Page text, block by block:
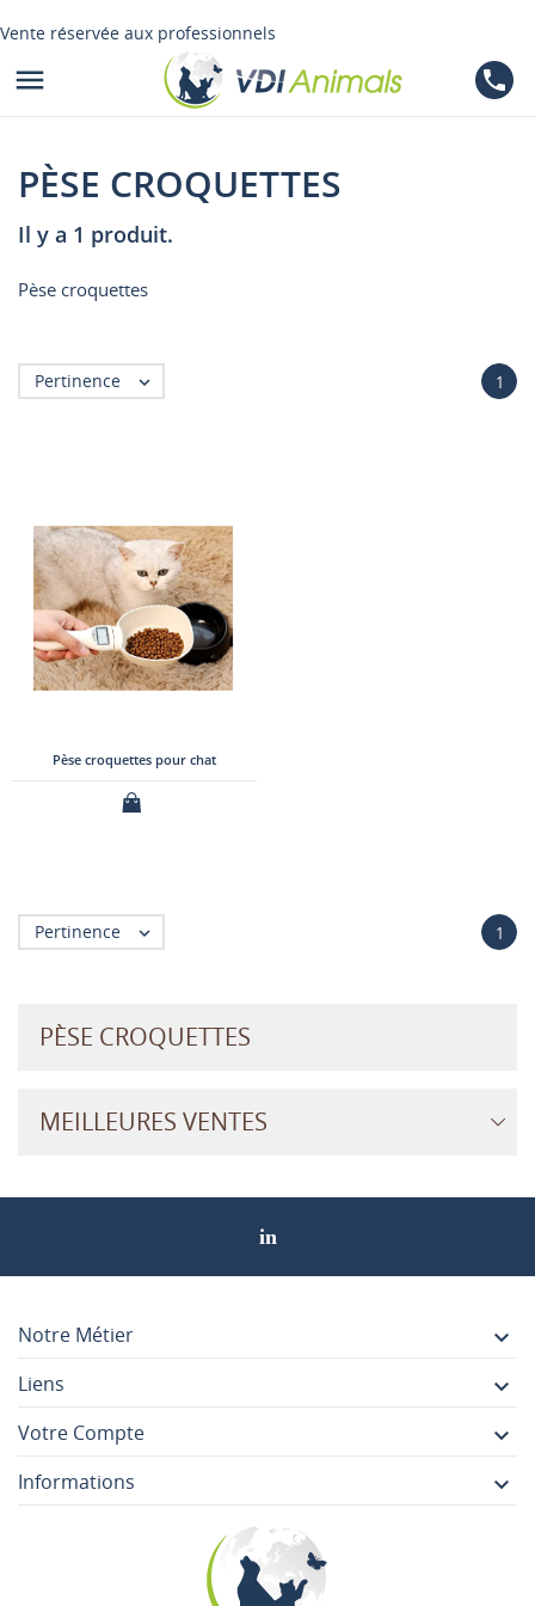
Vente réservée aux professionnels
 phone
PÈSE CROQUETTES
Il y a 1 produit.
Pèse croquettes
PÈSE CROQUETTES
MEILLEURES VENTES
Pertinence  1
Pèse croquettes pour chat
Pertinence  1
Notre Métier 
Liens 
Votre Compte 
Informations 